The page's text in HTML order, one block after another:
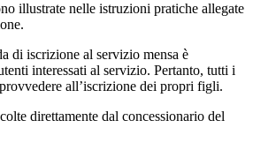
illustrate nelle istruzioni pratiche allegate
di iscrizione al servizio mensa è
interessati al servizio. Pertanto, tutti i
all’iscrizione dei propri figli.
direttamente dal concessionario del